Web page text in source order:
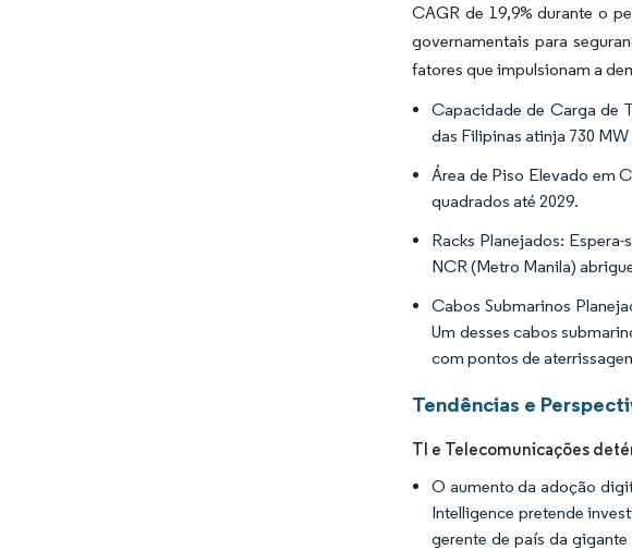
CAGR de 19,9% durante o
governamentais para
fatores que impulsionam a
Capacidade de Carga de
das Filipinas atinja 730 MW
Área de Piso Elevado em
quadrados até 2029.
Racks Planejados:
NCR (Metro Manila)
Cabos Submarinos
Um desses cabos
com pontos de
Tendências e
TI e Telecomunicações
O aumento da adoção
Intelligence pretende
gerente de país da